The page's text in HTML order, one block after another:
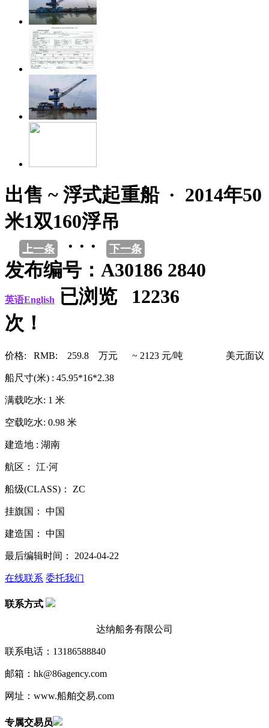
出售 ~ 浮式起重船 · 2014年50
米1双160浮吊
上一条 · · · 下一条
发布编号：A30186 2840
英语English
已浏览 12236
次！
价格: RMB: 259.8 万元 ~ 2123 元/吨 美元面议
船尺寸(米) : 45.95*16*2.38
满载吃水: 1 米
空载吃水: 0.98 米
建造地 : 湖南
航区： 江·河
船级(CLASS)： ZC
挂旗国： 中国
建造国： 中国
最后编辑时间： 2024-04-22
在线联系 委托我们
联系方式
达纳船务有限公司
联系电话：13186588840
邮箱：hk@86agency.com
网址：www.船舶交易.com
专属交易员